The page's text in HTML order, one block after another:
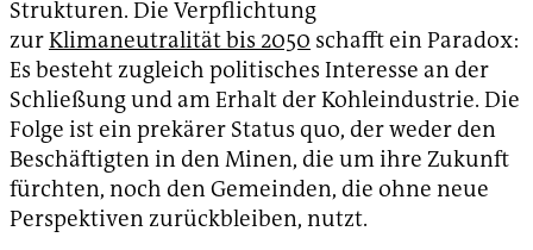
Strukturen. Die Verpflichtung
zurKlimaneutralität bis 2050 schafft ein Paradox:
Es besteht zugleich politisches Interesse an der
Schließung und am Erhalt der Kohleindustrie. Die
Folge ist ein prekärer Status quo, der weder den
Beschäftigten in den Minen, die um ihre Zukunft
fürchten, noch den Gemeinden, die ohne neue
Perspektiven zurückbleiben, nutzt.